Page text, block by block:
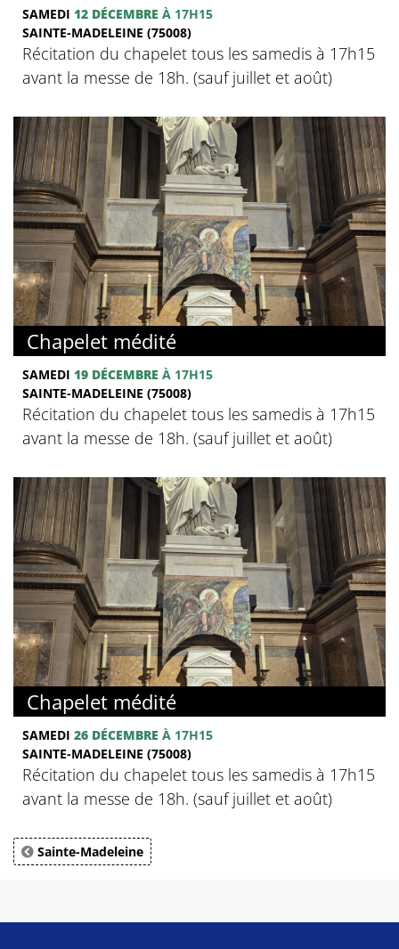
SAMEDI 12 DÉCEMBRE À 17H15
SAINTE-MADELEINE (75008)
Récitation du chapelet tous les samedis à 17h15
avant la messe de 18h. (sauf juillet et août)
Chapelet médité
SAMEDI 19 DÉCEMBRE À 17H15
SAINTE-MADELEINE (75008)
Récitation du chapelet tous les samedis à 17h15
avant la messe de 18h. (sauf juillet et août)
Chapelet médité
SAMEDI 26 DÉCEMBRE À 17H15
SAINTE-MADELEINE (75008)
Récitation du chapelet tous les samedis à 17h15
avant la messe de 18h. (sauf juillet et août)
Sainte-Madeleine